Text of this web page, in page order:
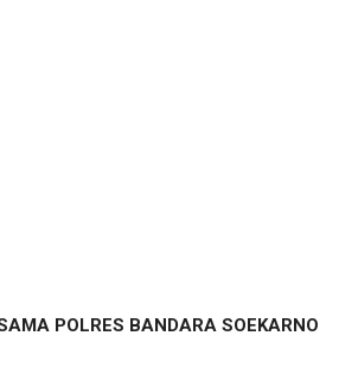
POLRES BANDARA SOEKARNO